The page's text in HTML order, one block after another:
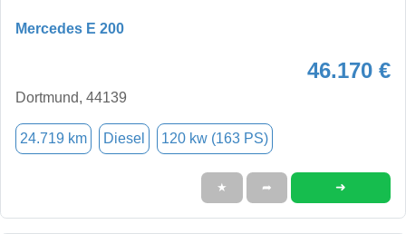
Mercedes E 200
46.170 €
Dortmund, 44139
24.719 km Diesel 120 kw (163 PS)
★ ➦ ➜